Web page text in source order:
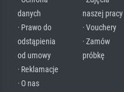
danych
· Prawo do
odstąpienia
od umowy
· Reklamacje
· O nas
naszej pracy
· Vouchery
· Zamów
próbkę